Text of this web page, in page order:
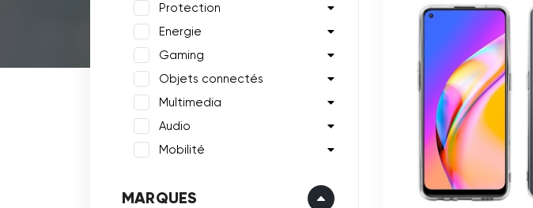
Protection
Energie
Gaming
Objets connectés
Multimedia
Audio
Mobilité
MARQUES